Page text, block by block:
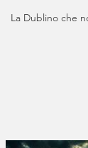
La Dublino che